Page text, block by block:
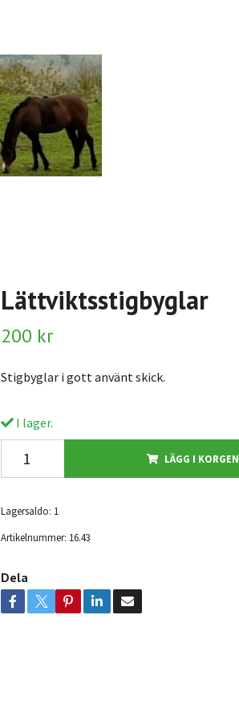
Lättviktsstigbyglar
200 kr
Stigbyglar i gott använt skick.
I lager.
LÄGG I KORGEN
Lagersaldo: 1
Artikelnummer: 16.43
Dela